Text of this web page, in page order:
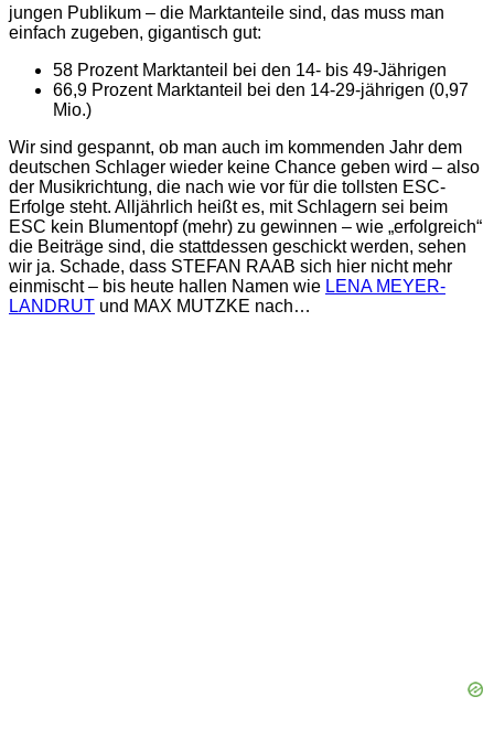
jungen Publikum – die Marktanteile sind, das muss man
einfach zugeben, gigantisch gut:
58 Prozent Marktanteil bei den 14- bis 49-Jährigen
66,9 Prozent Marktanteil bei den 14-29-jährigen (0,97
Mio.)
Wir sind gespannt, ob man auch im kommenden Jahr dem
deutschen Schlager wieder keine Chance geben wird – also
der Musikrichtung, die nach wie vor für die tollsten ESC-
Erfolge steht. Alljährlich heißt es, mit Schlagern sei beim
ESC kein Blumentopf (mehr) zu gewinnen – wie „erfolgreich“
die Beiträge sind, die stattdessen geschickt werden, sehen
wir ja. Schade, dass STEFAN RAAB sich hier nicht mehr
einmischt – bis heute hallen Namen wie LENA MEYER-
LANDRUT und MAX MUTZKE nach…